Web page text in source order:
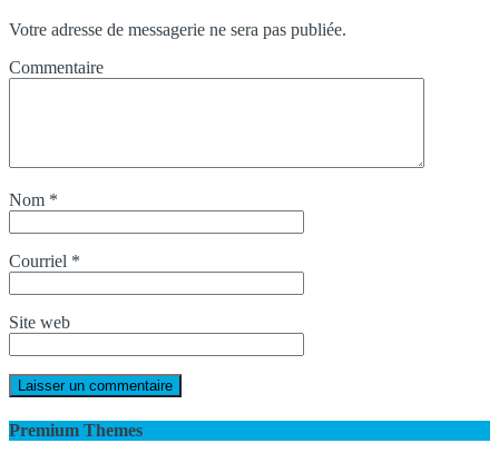
Votre adresse de messagerie ne sera pas publiée.
Commentaire
Nom *
Courriel *
Site web
Premium Themes